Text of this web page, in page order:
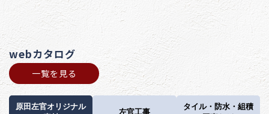
webカタログ
一覧を見る
原田左官オリジナル
左官工事
タイル・防水・組積